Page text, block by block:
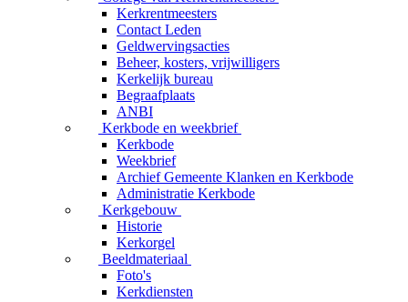
Kerkrentmeesters
Contact Leden
Geldwervingsacties
Beheer, kosters, vrijwilligers
Kerkelijk bureau
Begraafplaats
ANBI
Kerkbode en weekbrief
Kerkbode
Weekbrief
Archief Gemeente Klanken en Kerkbode
Administratie Kerkbode
Kerkgebouw
Historie
Kerkorgel
Beeldmateriaal
Foto's
Kerkdiensten